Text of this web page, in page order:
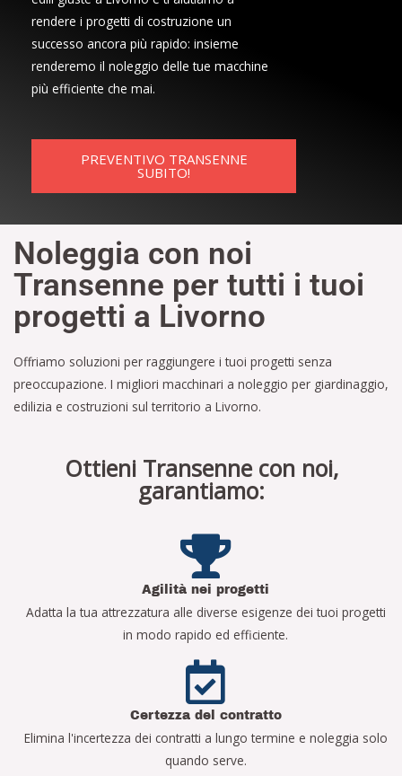
rendere i progetti di costruzione un
successo ancora più rapido: insieme
renderemo il noleggio delle tue macchine
più efficiente che mai.
PREVENTIVO TRANSENNE
SUBITO!
Noleggia con noi
Transenne per tutti i tuoi
progetti a Livorno
Offriamo soluzioni per raggiungere i tuoi progetti senza
preoccupazione. I migliori macchinari a noleggio per giardinaggio,
edilizia e costruzioni sul territorio a Livorno.
Ottieni Transenne con noi,
garantiamo:
Agilità nei progetti
Adatta la tua attrezzatura alle diverse esigenze dei tuoi progetti
in modo rapido ed efficiente.
Certezza del contratto
Elimina l'incertezza dei contratti a lungo termine e noleggia solo
quando serve.